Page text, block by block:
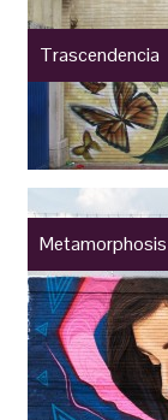
Trascendencia
Metamorphosis